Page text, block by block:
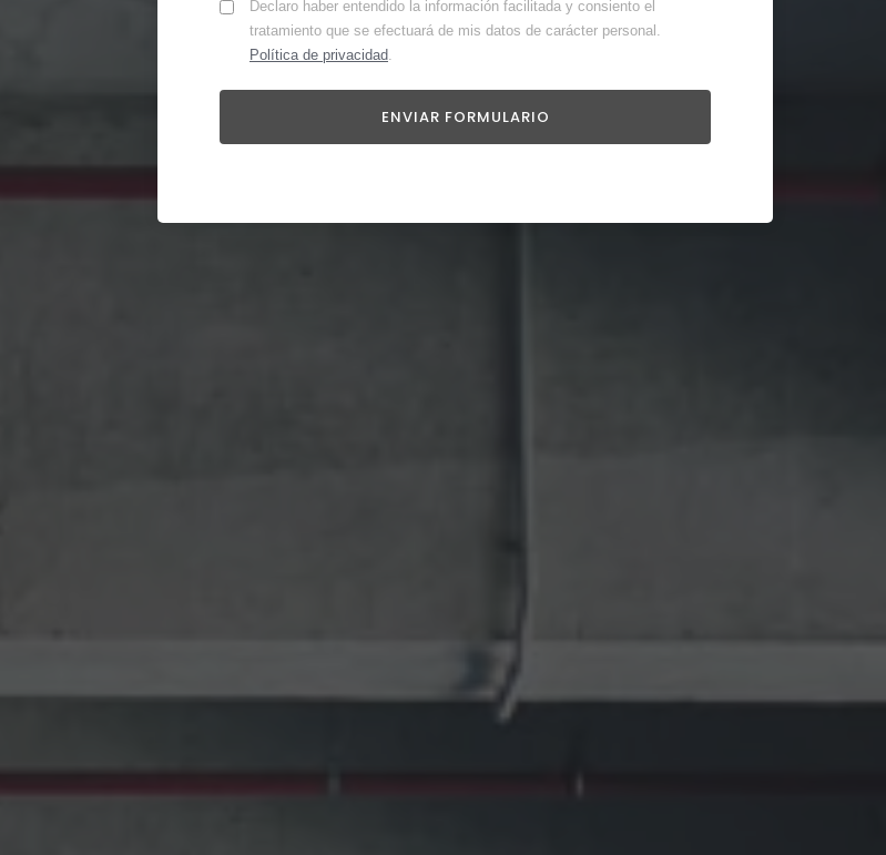
Declaro haber entendido la información facilitada y consiento el
tratamiento que se efectuará de mis datos de carácter personal.
Política de privacidad.